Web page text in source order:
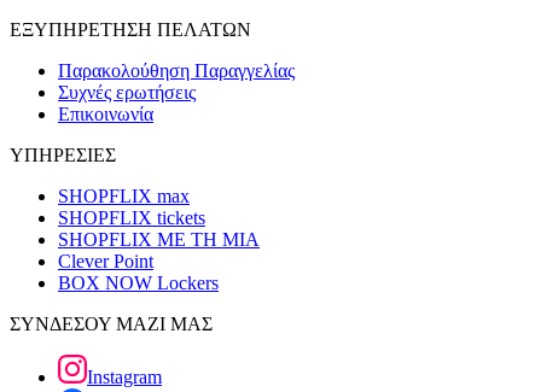
ΕΞΥΠΗΡΕΤΗΣΗ ΠΕΛΑΤΩΝ
Παρακολούθηση Παραγγελίας
Συχνές ερωτήσεις
Επικοινωνία
ΥΠΗΡΕΣΙΕΣ
SHOPFLIX max
SHOPFLIX tickets
SHOPFLIX ΜΕ ΤΗ ΜΙΑ
Clever Point
BOX NOW Lockers
ΣΥΝΔΕΣΟΥ ΜΑΖΙ ΜΑΣ
Instagram